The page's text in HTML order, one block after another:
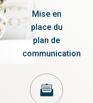
Mise en
place du
plan de
communication